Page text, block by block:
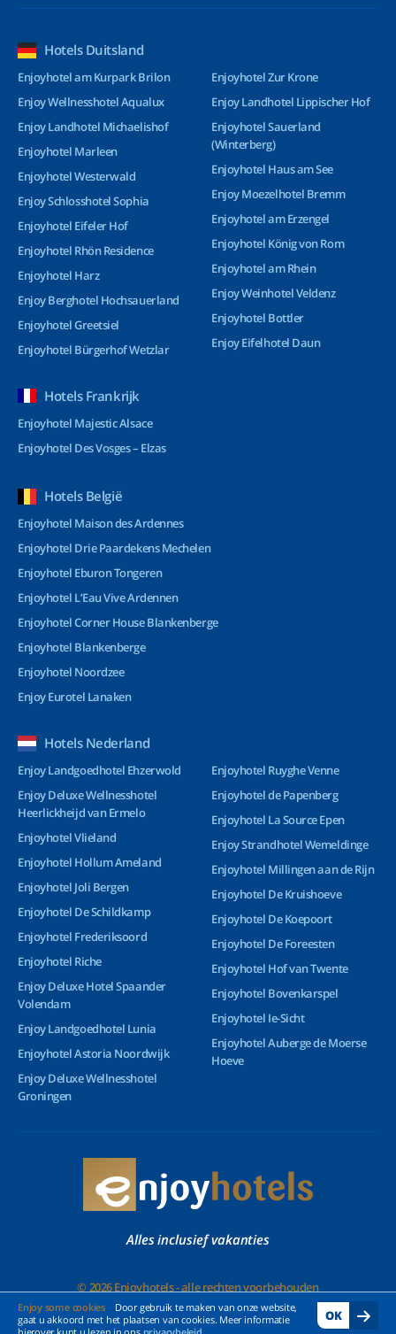
Enjoy some cookies
Door gebruik te maken van onze website,
gaat u akkoord met het plaatsen van cookies. Meer informatie
OK
Hotels Duitsland
Enjoyhotel am Kurpark Brilon
Enjoy Wellnesshotel Aqualux
Enjoy Landhotel Michaelishof
Enjoyhotel Marleen
Enjoyhotel Westerwald
Enjoy Schlosshotel Sophia
Enjoyhotel Eifeler Hof
Enjoyhotel Rhön Residence
Enjoyhotel Harz
Enjoy Berghotel Hochsauerland
Enjoyhotel Greetsiel
Enjoyhotel Bürgerhof Wetzlar
Enjoyhotel Zur Krone
Enjoy Landhotel Lippischer Hof
Enjoyhotel Sauerland
(Winterberg)
Enjoyhotel Haus am See
Enjoy Moezelhotel Bremm
Enjoyhotel am Erzengel
Enjoyhotel König von Rom
Enjoyhotel am Rhein
Enjoy Weinhotel Veldenz
Enjoyhotel Bottler
Enjoy Eifelhotel Daun
Hotels Frankrijk
Enjoyhotel Majestic Alsace
Enjoyhotel Des Vosges – Elzas
Hotels België
Enjoyhotel Maison des Ardennes
Enjoyhotel Drie Paardekens Mechelen
Enjoyhotel Eburon Tongeren
Enjoyhotel L’Eau Vive Ardennen
Enjoyhotel Corner House Blankenberge
Enjoyhotel Blankenberge
Enjoyhotel Noordzee
Enjoy Eurotel Lanaken
Hotels Nederland
Enjoy Landgoedhotel Ehzerwold
Enjoy Deluxe Wellnesshotel
Heerlickheijd van Ermelo
Enjoyhotel Vlieland
Enjoyhotel Hollum Ameland
Enjoyhotel Joli Bergen
Enjoyhotel De Schildkamp
Enjoyhotel Frederiksoord
Enjoyhotel Riche
Enjoy Deluxe Hotel Spaander
Volendam
Enjoy Landgoedhotel Lunia
Enjoyhotel Astoria Noordwijk
Enjoy Deluxe Wellnesshotel
Groningen
Enjoyhotel Ruyghe Venne
Enjoyhotel de Papenberg
Enjoyhotel La Source Epen
Enjoy Strandhotel Wemeldinge
Enjoyhotel Millingen aan de Rijn
Enjoyhotel De Kruishoeve
Enjoyhotel De Koepoort
Enjoyhotel De Foreesten
Enjoyhotel Hof van Twente
Enjoyhotel Bovenkarspel
Enjoyhotel Ie-Sicht
Enjoyhotel Auberge de Moerse
Hoeve
Alles inclusief vakanties
© 2026 Enjoyhotels - alle rechten voorbehouden